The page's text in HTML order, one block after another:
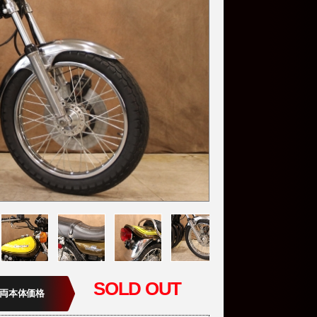
本体価格 SOLD OUT